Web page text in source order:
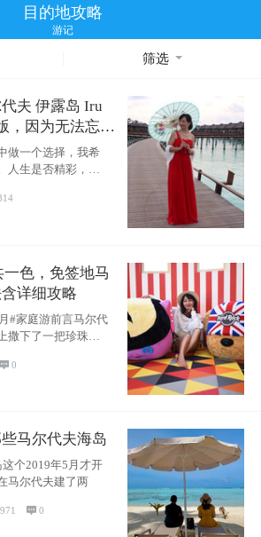
目的地攻略
游记
筛选
夫 伊露岛 Iru
，因为无法忘却
做一个选择，我希
人生是否精彩，都
色，免签地马
详细攻略
#家庭游前言马尔代
撒下了一把珍珠，
0
马尔代夫海岛
个2019年5月才开
马尔代夫建了两
971 0